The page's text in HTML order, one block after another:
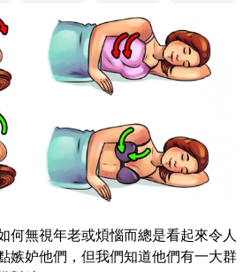
何無視年老或煩惱而總是看起來令人
嫉妒他們，但我們知道他們有一大群